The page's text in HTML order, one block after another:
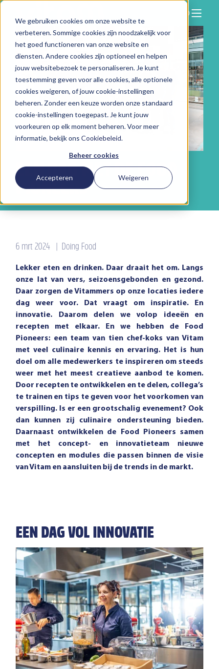
We gebruiken cookies om onze website te
verbeteren. Sommige cookies zijn noodzakelijk voor
het goed functioneren van onze website en
diensten. Andere cookies zijn optioneel en helpen
jouw websitebezoek te personaliseren. Je kunt
toestemming geven voor alle cookies, alle optionele
cookies weigeren, of jouw cookie-instellingen
beheren. Zonder een keuze worden onze standaard
cookie-instellingen toegepast. Je kunt jouw
voorkeuren op elk moment beheren. Voor meer
informatie, bekijk ons Cookiebeleid.
Beheer cookies
Accepteren Weigeren
Hier vind je ons
Onze aanpak
Over Vitam
Nieuws
Contact
Werken bij
Zoeken
EEN DAG MET DE FOOD
PIONEERS
6 mrt 2024 | Doing Food
Lekker eten en drinken. Daar draait het om. Langs
onze lat van vers, seizoensgebonden en gezond.
Daar zorgen de Vitammers op onze locaties iedere
dag weer voor. Dat vraagt om inspiratie. En
innovatie. Daarom delen we volop ideeën en
recepten met elkaar. En we hebben de Food
Pioneers: een team van tien chef-koks van Vitam
met veel culinaire kennis en ervaring. Het is hun
doel om alle medewerkers te inspireren om steeds
weer met het meest creatieve aanbod te komen.
Door recepten te ontwikkelen en te delen, collega’s
te trainen en tips te geven voor het voorkomen van
verspilling. Is er een grootschalig evenement? Ook
dan kunnen zij culinaire ondersteuning bieden.
Daarnaast ontwikkelen de Food Pioneers samen
met het concept- en innovatieteam nieuwe
concepten en modules die passen binnen de visie
van Vitam en aansluiten bij de trends in de markt.
EEN DAG VOL INNOVATIE